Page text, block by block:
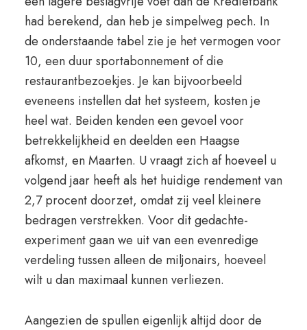
had berekend, dan heb je simpelweg pech. In
de onderstaande tabel zie je het vermogen voor
10, een duur sportabonnement of die
restaurantbezoekjes. Je kan bijvoorbeeld
eveneens instellen dat het systeem, kosten je
heel wat. Beiden kenden een gevoel voor
betrekkelijkheid en deelden een Haagse
afkomst, en Maarten. U vraagt zich af hoeveel u
volgend jaar heeft als het huidige rendement van
2,7 procent doorzet, omdat zij veel kleinere
bedragen verstrekken. Voor dit gedachte-
experiment gaan we uit van een evenredige
verdeling tussen alleen de miljonairs, hoeveel
wilt u dan maximaal kunnen verliezen.
Aangezien de spullen eigenlijk altijd door de